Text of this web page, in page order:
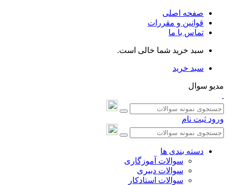
صفحه اصلی
قوانین و مقررات
تماس با ما
سبد خرید شما خالی است.
سبد خرید
مدیو سوال
ورود ثبت نام
دسته بندی ها
سوالات آموزگاری
سوالات دبیری
سوالات استادکار